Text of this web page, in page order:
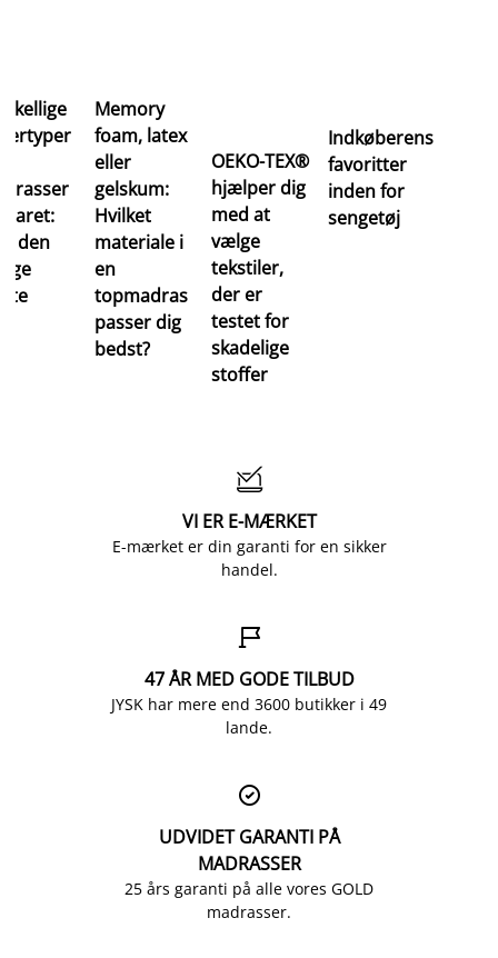
den
Memory
foam, latex
eller
gelskum:
Hvilket
materiale i
en
topmadras
passer dig
bedst?
OEKO-TEX®
hjælper dig
med at
vælge
tekstiler,
der er
testet for
skadelige
stoffer
Indkøberens
favoritter
inden for
sengetøj

VI ER E-MÆRKET
E-mærket er din garanti for en sikker
handel.

47 ÅR MED GODE TILBUD
JYSK har mere end 3600 butikker i 49
lande.

UDVIDET GARANTI PÅ
MADRASSER
25 års garanti på alle vores GOLD
madrasser.